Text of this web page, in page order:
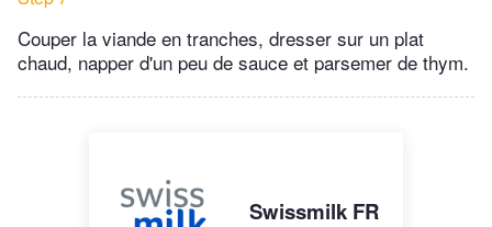
Couper la viande en tranches, dresser sur un plat
chaud, napper d'un peu de sauce et parsemer de thym.
Swissmilk FR